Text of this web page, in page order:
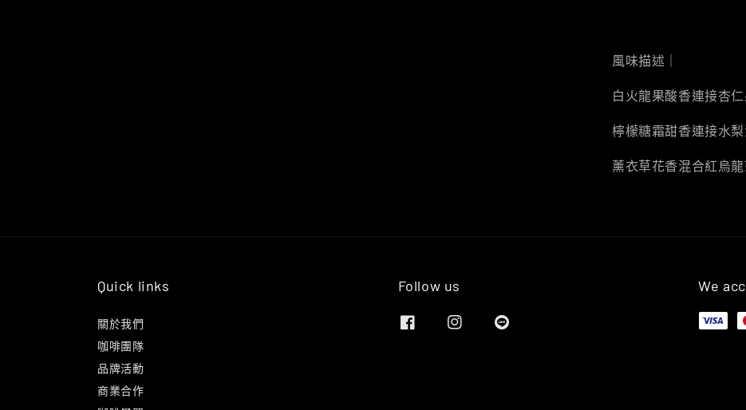
風味描述｜
白火龍果酸香連接杏
檸檬糖霜甜香連接水
薰衣草花香混合紅烏
Quick links
關於我們
咖啡團隊
品牌活動
商業合作
Follow us We